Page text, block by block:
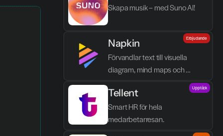
Skapa musik – med Suno AI!
Napkin
Förvandlar text till visuella
diagram, mind maps och
infographics på några sekunder.
Erbjudande
Tellent
Smart HR för hela
medarbetarresan.
Upptäck